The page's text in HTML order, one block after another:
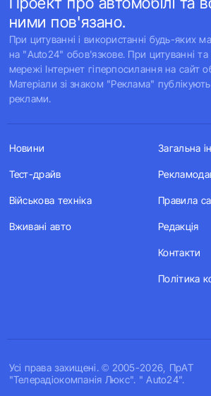
ними пов'язано.
При цитуванні і використанні будь-яких
на "Auto24" обов'язкове. При цитуванні та
мережі Інтернет гіперпосилання на сайт
Матеріали зі знаком "Реклама"
реклами.
Усi права захищенi. © 2005-2026, ПрАТ
"Телерадіокомпанія Люкс". " Auto24".
Новини
Тест-драйв
Військова техніка
Вживані авто
Загальна
Правила
Редакція
Контакти
Політика